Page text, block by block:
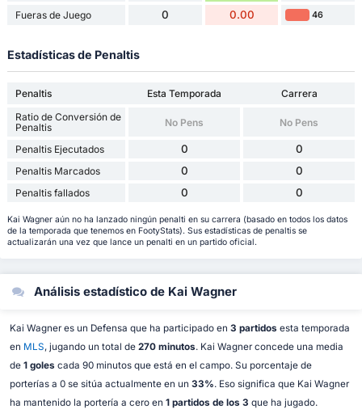
Fueras de Juego 0 0.00 46
Estadísticas de Penaltis
Penaltis Esta Temporada
Carrera
Ratio de Conversión de
Penaltis
No Pens No Pens
Penaltis Ejecutados 0 0
Penaltis Marcados 0 0
Penaltis fallados 0 0
Kai Wagner aún no ha lanzado ningún penalti en su carrera (basado en todos los datos
de la temporada que tenemos en FootyStats). Sus estadísticas de penaltis se
actualizarán una vez que lance un penalti en un partido oficial.
Análisis estadístico de Kai Wagner
Kai Wagner es un Defensa que ha participado en 3 partidos esta temporada
en MLS, jugando un total de 270 minutos. Kai Wagner concede una media
de 1 goles cada 90 minutos que está en el campo. Su porcentaje de
porterías a 0 se sitúa actualmente en un 33%. Eso significa que Kai Wagner
ha mantenido la portería a cero en 1 partidos de los 3 que ha jugado.